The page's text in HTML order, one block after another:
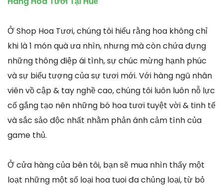
Ở Shop Hoa Tươi, chúng tôi hiểu rằng hoa không chỉ
khi là 1 món quà ưa nhìn, nhưng mà còn chứa đựng
những thông điệp ái tình, sự chúc mừng hạnh phúc
và sự biểu tượng của sự tươi mới. Với hàng ngũ nhân
viên vồ cập & tay nghề cao, chúng tôi luôn luôn nỗ lực
cố gắng tạo nên những bó hoa tươi tuyệt vời & tinh tế
và sắc sảo độc nhất nhằm phản ánh cảm tình của
game thủ.
Ở cửa hàng của bên tôi, bạn sẽ mua nhìn thấy một
loạt những một số loại hoa tuoi đa chủng loại, từ bỏ